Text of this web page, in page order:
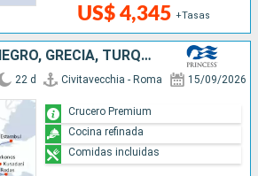
US$ 4,345 +Tasas
CROACIA, MONTENEGRO, GRECIA, TURQUÍA, ITALIA, MALTA
22 d Civitavecchia - Roma 15/09/2026
Crucero Premium
Cocina refinada
Comidas incluidas